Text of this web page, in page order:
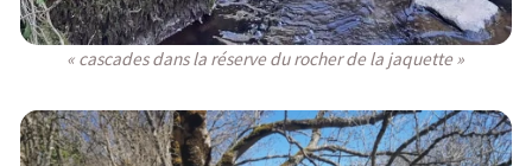
« cascades dans la réserve du rocher de la jaquette »